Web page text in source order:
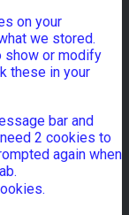
on your
we stored.
show or modify
these in your
bar and
2 cookies to
again when